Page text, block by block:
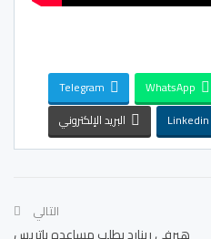
WhatsApp
Telegram
Linkedin البريد الإلكتروني
التالي